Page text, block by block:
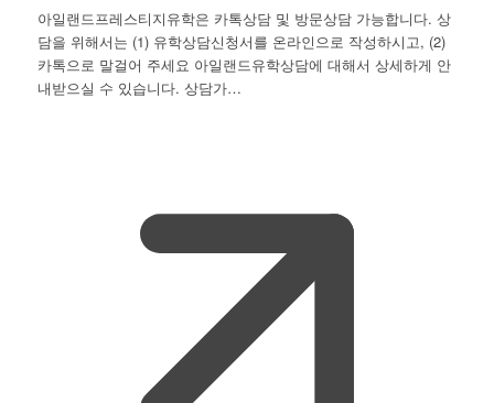
아일랜드프레스티지유학은 카톡상담 및 방문상담 가능합니다. 상
담을 위해서는 (1) 유학상담신청서를 온라인으로 작성하시고, (2)
카톡으로 말걸어 주세요 아일랜드유학상담에 대해서 상세하게 안
내받으실 수 있습니다. 상담가…